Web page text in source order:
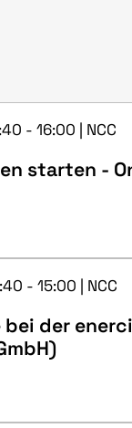
- 16:00 | NCC
starten -
- 15:00 | NCC
der